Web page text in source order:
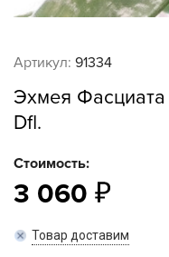
Артикул: 91334
Эхмея
Dfl.
Стоимость:
3 060
Товар доставим